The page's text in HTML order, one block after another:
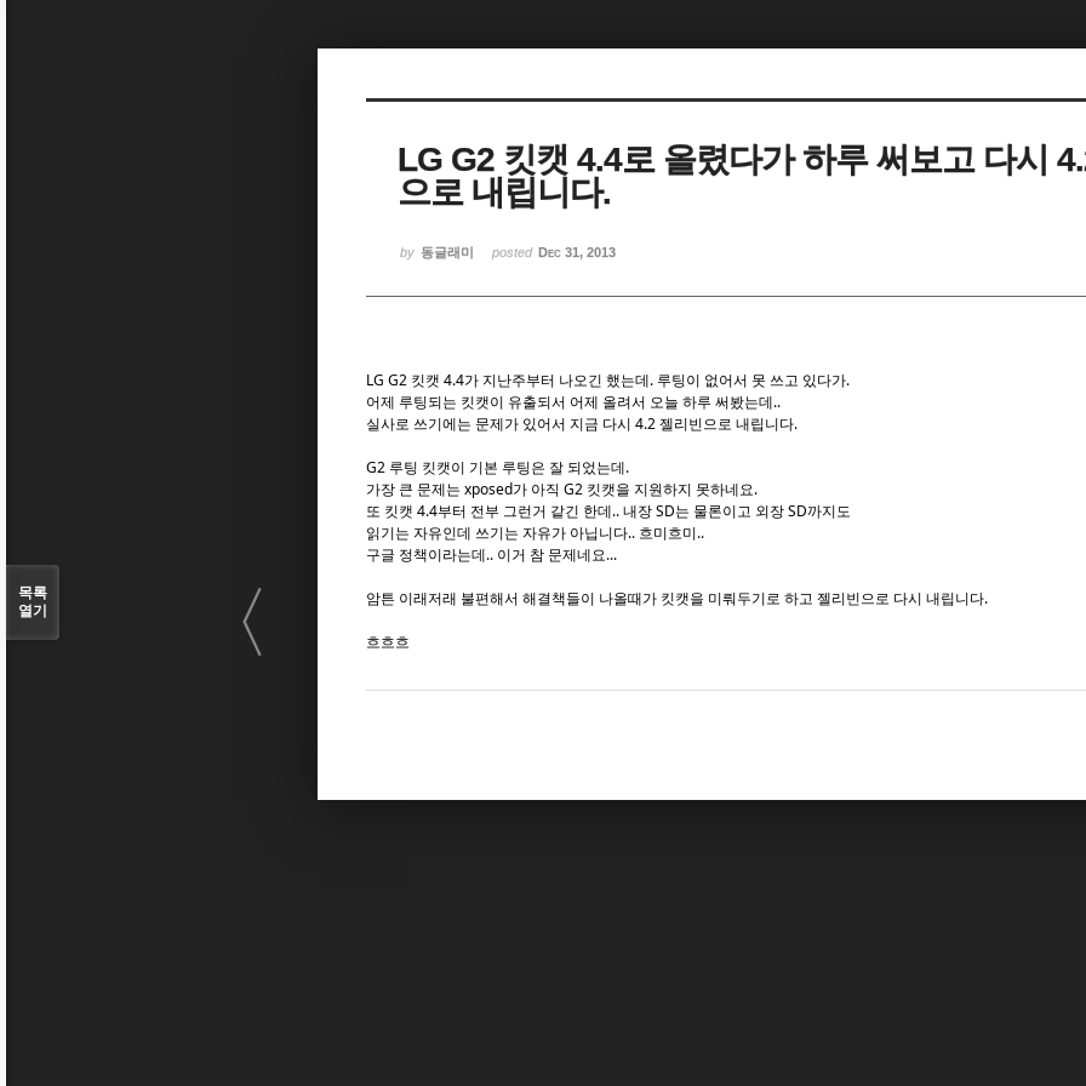
LG G2 킷캣 4.4로 올렸다가 하루 써보고 다시
으로 내립니다.
by 동글래미 posted Dec 31, 2013
LG G2 킷캣 4.4가 지난주부터 나오긴 했는데. 루팅이 없어서 못 쓰고 있다가.
어제 루팅되는 킷캣이 유출되서 어제 올려서 오늘 하루 써봤는데..
실사로 쓰기에는 문제가 있어서 지금 다시 4.2 젤리빈으로 내립니다.
G2 루팅 킷캣이 기본 루팅은 잘 되었는데.
가장 큰 문제는 xposed가 아직 G2 킷캣을 지원하지 못하네요.
또 킷캣 4.4부터 전부 그런거 같긴 한데.. 내장 SD는 물론이고 외장 SD까지도
읽기는 자유인데 쓰기는 자유가 아닙니다.. 흐미흐미..
구글 정책이라는데.. 이거 참 문제네요...
암튼 이래저래 불편해서 해결책들이 나올때가 킷캣을 미뤄두기로 하고 젤리빈으로 다시 내립니다.
흐흐흐
〈
목록
열기
Sketchbook5, 스케치북5
Sketchbook5, 스케치북5
Sketchbook5, 스케치북5
Sketchbook5, 스케치북5